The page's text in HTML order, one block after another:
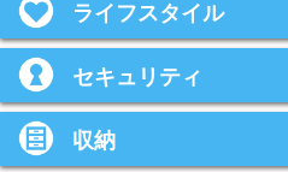
ライフスタイル
セキュリティ
収納